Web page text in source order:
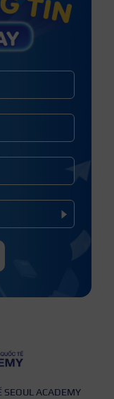
nail chân tết đẹp,
2026
ACADEMY